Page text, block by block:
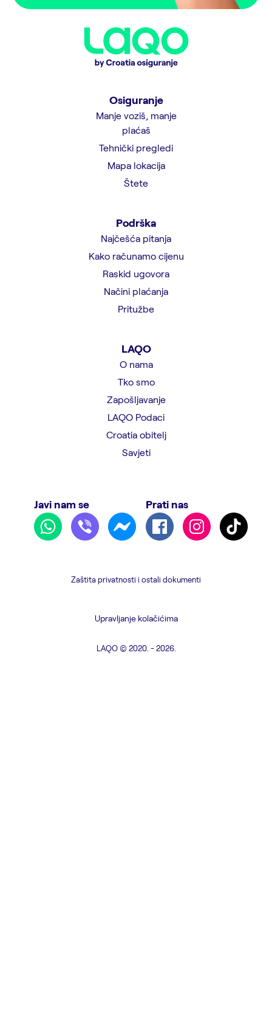
Osiguranje
Manje voziš, manje
plaćaš
Tehnički pregledi
Mapa lokacija
Štete
Podrška
Najčešća pitanja
Kako računamo cijenu
Raskid ugovora
Načini plaćanja
Pritužbe
LAQO
O nama
Tko smo
Zapošljavanje
LAQO Podaci
Croatia obitelj
Savjeti
Javi nam se Prati nas
Zaštita privatnosti i ostali dokumenti
Upravljanje kolačićima
LAQO © 2020. - 2026.